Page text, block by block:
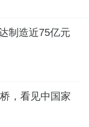
制造近75亿元
，看见中国家